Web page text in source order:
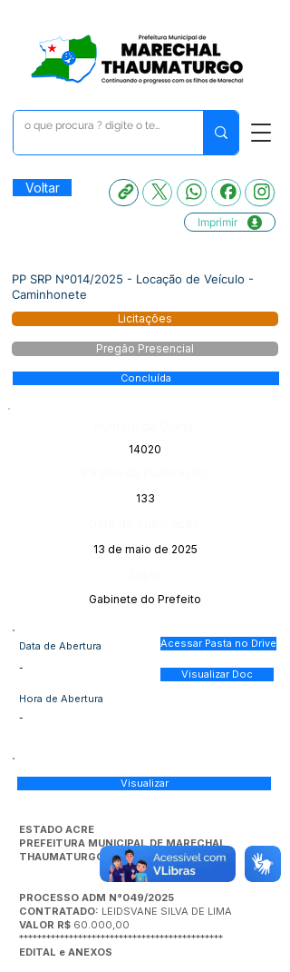
Voltar
Imprimir
PP SRP Nº014/2025 - Locação de Veículo -
Caminhonete
Licitações
Pregão Presencial
Concluída
14020
133
13 de maio de 2025
Gabinete do Prefeito
Data de Abertura
-
Hora de Abertura
-
Acessar Pasta no Drive
Visualizar Doc
Visualizar
ESTADO ACRE
PREFEITURA MUNICIPAL DE MARECHAL
THAUMATURGO
PROCESSO ADM N°049/2025
CONTRATADO: LEIDSVANE SILVA DE LIMA
VALOR R$ 60.000,00
*********************************************
EDITAL e ANEXOS